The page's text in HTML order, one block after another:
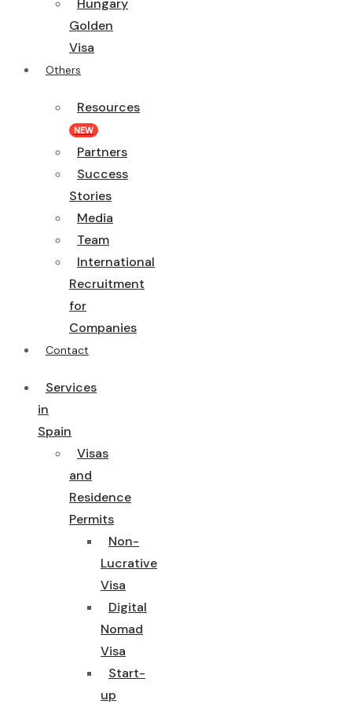
Hungary
Golden
Visa
Others
Resources
NEW
Partners
Success
Stories
Media
Team
International
Recruitment
for
Companies
Contact
Services
in
Spain
Visas
and
Residence
Permits
Non-
Lucrative
Visa
Digital
Nomad
Visa
Start-
up